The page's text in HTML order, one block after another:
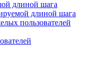
длиной шага
длиной шага
пользователей